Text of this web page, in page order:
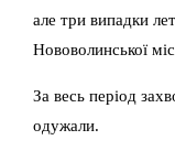
але три випадки
Нововолинської
За весь період
одужали.